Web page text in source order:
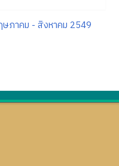
ภาคม - สิงหาคม 2549